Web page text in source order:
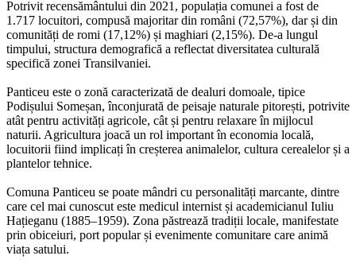
Potrivit recensământului din 2021, populația comunei a fost de
1.717 locuitori, compusă majoritar din români (72,57%), dar și din
comunități de romi (17,12%) și maghiari (2,15%). De-a lungul
timpului, structura demografică a reflectat diversitatea culturală
specifică zonei Transilvaniei.
Panticeu este o zonă caracterizată de dealuri domoale, tipice
Podișului Someșan, înconjurată de peisaje naturale pitorești, potrivite
atât pentru activități agricole, cât și pentru relaxare în mijlocul
naturii. Agricultura joacă un rol important în economia locală,
locuitorii fiind implicați în creșterea animalelor, cultura cerealelor și a
plantelor tehnice.
Comuna Panticeu se poate mândri cu personalități marcante, dintre
care cel mai cunoscut este medicul internist și academicianul Iuliu
Hațieganu (1885–1959). Zona păstrează tradiții locale, manifestate
prin obiceiuri, port popular și evenimente comunitare care animă
viața satului.